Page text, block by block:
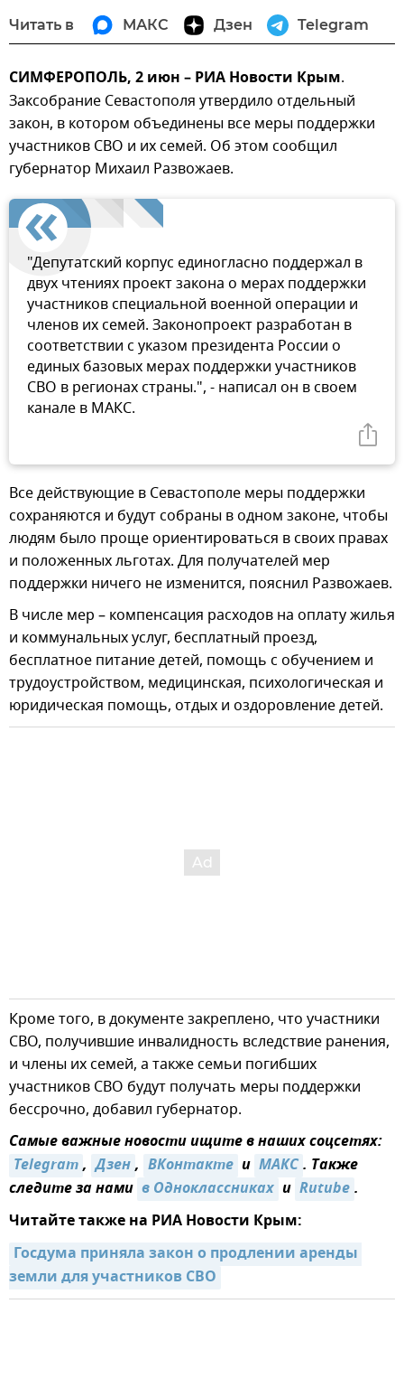
Читать в МАКС Дзен Telegram
СИМФЕРОПОЛЬ, 2 июн – РИА Новости Крым.
Заксобрание Севастополя утвердило отдельный
закон, в котором объединены все меры поддержки
участников СВО и их семей. Об этом сообщил
губернатор Михаил Развожаев.
"Депутатский корпус единогласно поддержал в
двух чтениях проект закона о мерах поддержки
участников специальной военной операции и
членов их семей. Законопроект разработан в
соответствии с указом президента России о
единых базовых мерах поддержки участников
СВО в регионах страны.", - написал он в своем
канале в МАКС.
Все действующие в Севастополе меры поддержки
сохраняются и будут собраны в одном законе, чтобы
людям было проще ориентироваться в своих правах
и положенных льготах. Для получателей мер
поддержки ничего не изменится, пояснил Развожаев.
В числе мер – компенсация расходов на оплату жилья
и коммунальных услуг, бесплатный проезд,
бесплатное питание детей, помощь с обучением и
трудоустройством, медицинская, психологическая и
юридическая помощь, отдых и оздоровление детей.
Кроме того, в документе закреплено, что участники
СВО, получившие инвалидность вследствие ранения,
и члены их семей, а также семьи погибших
участников СВО будут получать меры поддержки
бессрочно, добавил губернатор.
Самые важные новости ищите в наших соцсетях:
Telegram, Дзен, ВКонтакте и МАКС. Также
следите за нами в Одноклассниках и Rutube.
Читайте также на РИА Новости Крым:
Госдума приняла закон о продлении аренды
земли для участников СВО